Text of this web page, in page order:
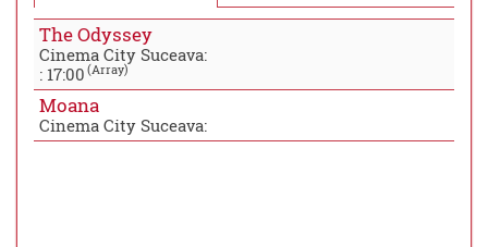
The Odyssey
Cinema City Suceava:
: 17:00 (Array)
Moana
Cinema City Suceava: